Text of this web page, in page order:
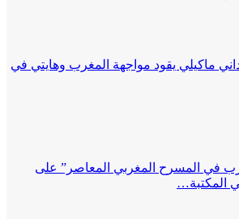
ماكيلي يقود مواجهة المغرب وهايتي في
في المسرح المغربي المعاصر” على
المكتبة…